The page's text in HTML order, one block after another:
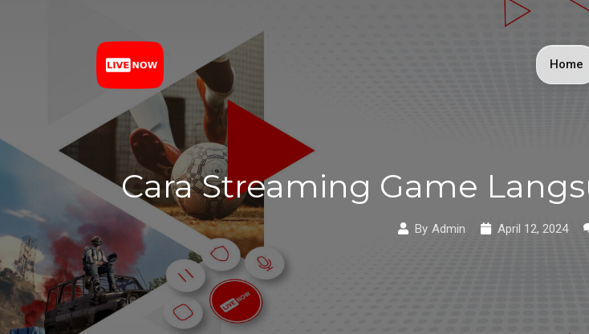
Home
Cara Streaming Game
By Admin April 12, 2024